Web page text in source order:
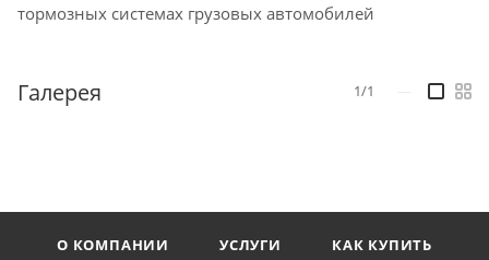
тормозных системах грузовых автомобилей
Галерея 1/1
О КОМПАНИИ УСЛУГИ
КАК КУПИТЬ